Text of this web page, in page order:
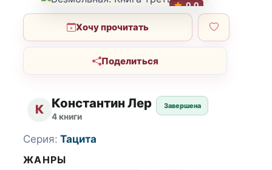
0.0
Хочу прочитать
Поделиться
К Константин Лер
4 книги
Завершена
Серия: Тацита
ЖАНРЫ